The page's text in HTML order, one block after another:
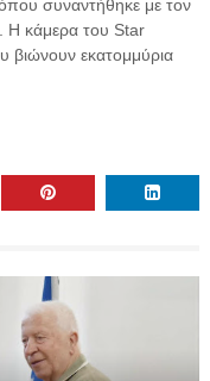
συναντήθηκε με τον
Η κάμερα του Star
βιώνουν εκατομμύρια